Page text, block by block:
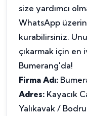
size yardımcı
WhatsApp
kurabilirsiniz.
çıkarmak için en
Bumerang'da!
Firma Adı:
Adres: Kayacık
Yalıkavak /